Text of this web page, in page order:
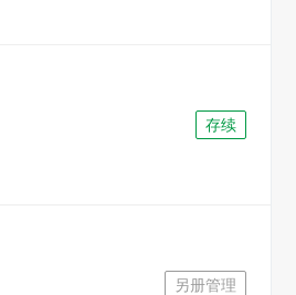
存续
另册管理